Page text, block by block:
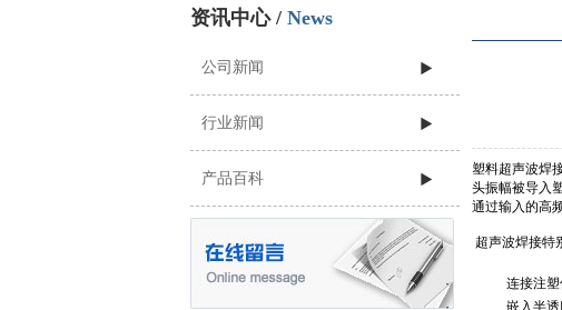
资讯中心 / News
公司新闻
行业新闻
产品百科 塑料超声波焊
头振幅被导入
通过输入的高
超声波焊接特
· 连接注塑
· 嵌入半透